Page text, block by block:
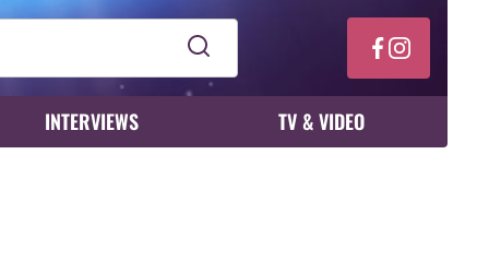
INTERVIEWS TV & VIDEO